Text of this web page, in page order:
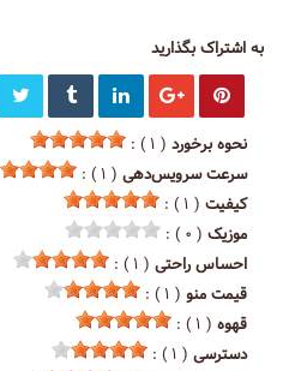
به اشتراک بگذارید
نحوه برخورد ( ۱ ) :
سرعت سرویس‌دهی ( ۱ ) :
کیفیت ( ۱ ) :
موزیک ( ۰ ) :
احساس راحتی ( ۱ ) :
قیمت منو ( ۱ ) :
قهوه ( ۱ ) :
دسترسی ( ۱ ) :